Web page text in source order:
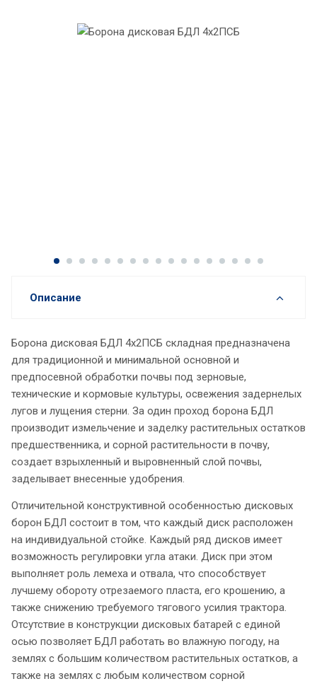
Описание
Борона дисковая БДЛ 4х2ПСБ складная предназначена
для традиционной и минимальной основной и
предпосевной обработки почвы под зерновые,
технические и кормовые культуры, освежения задернелых
лугов и лущения стерни. За один проход борона БДЛ
производит измельчение и заделку растительных остатков
предшественника, и сорной растительности в почву,
создает взрыхленный и выровненный слой почвы,
заделывает внесенные удобрения.
Отличительной конструктивной особенностью дисковых
борон БДЛ состоит в том, что каждый диск расположен
на индивидуальной стойке. Каждый ряд дисков имеет
возможность регулировки угла атаки. Диск при этом
выполняет роль лемеха и отвала, что способствует
лучшему обороту отрезаемого пласта, его крошению, а
также снижению требуемого тягового усилия трактора.
Отсутствие в конструкции дисковых батарей с единой
осью позволяет БДЛ работать во влажную погоду, на
землях с большим количеством растительных остатков, а
также на землях с любым количеством сорной